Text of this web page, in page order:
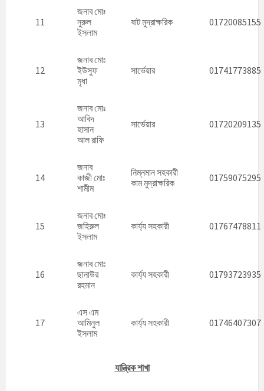
11
জনাব মোঃ
নুরুল
ইসলাম
ষাট মুদ্রাক্ষরিক 01720085155
12
জনাব মোঃ
ইউসুফ
মৃধা
সার্ভেয়ার 01741773885
13
জনাব মোঃ
আবিদ
হাসান
আল রাফি
সার্ভেয়ার 01720209135
14
জনাব
কাজী মোঃ
শামীম
নিম্নমান সহকারী
কাম মুদ্রাক্ষরিক
01759075295
15
জনাব মোঃ
জহিরুল
ইসলাম
কার্য্য সহকারী 01767478811
16
জনাব মোঃ
ছানাউর
রহমান
কার্য্য সহকারী 01793723935
17
এস এম
আমিনুল
ইসলাম
কার্য্য সহকারী 01746407307
যান্ত্রিক শাখা